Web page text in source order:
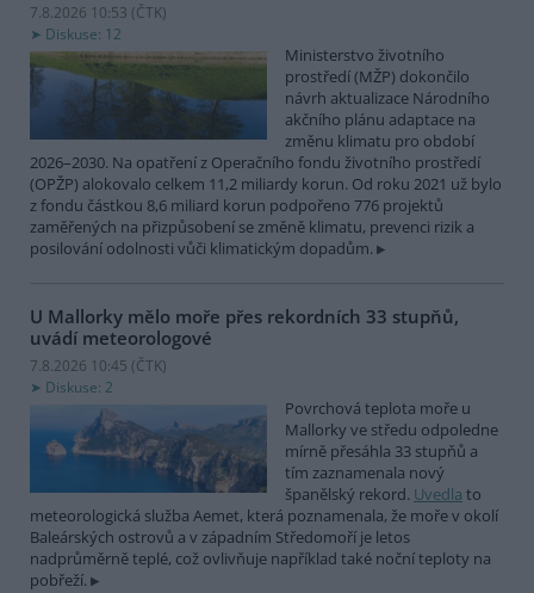
7.8.2026 10:53 (ČTK)
Diskuse: 12
Ministerstvo životního
prostředí (MŽP) dokončilo
návrh aktualizace Národního
akčního plánu adaptace na
změnu klimatu pro období
2026–2030. Na opatření z Operačního fondu životního prostředí
(OPŽP) alokovalo celkem 11,2 miliardy korun. Od roku 2021 už bylo
z fondu částkou 8,6 miliard korun podpořeno 776 projektů
zaměřených na přizpůsobení se změně klimatu, prevenci rizik a
posilování odolnosti vůči klimatickým dopadům.
U Mallorky mělo moře přes rekordních 33 stupňů,
uvádí meteorologové
7.8.2026 10:45 (ČTK)
Diskuse: 2
Povrchová teplota moře u
Mallorky ve středu odpoledne
mírně přesáhla 33 stupňů a
tím zaznamenala nový
španělský rekord. Uvedla to
meteorologická služba Aemet, která poznamenala, že moře v okolí
Baleárských ostrovů a v západním Středomoří je letos
nadprůměrně teplé, což ovlivňuje například také noční teploty na
pobřeží.